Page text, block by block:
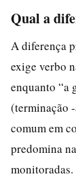
Qual a
A diferença
exige verbo
enquanto “a
(terminação
comum em
predomina
monitoradas.